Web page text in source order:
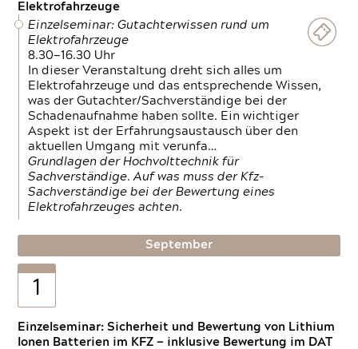
Elektrofahrzeuge
Einzelseminar: Gutachterwissen rund um
Elektrofahrzeuge
8.30—16.30 Uhr
In dieser Veranstaltung dreht sich alles um
Elektrofahrzeuge und das entsprechende Wissen,
was der Gutachter/Sachverständige bei der
Schadenaufnahme haben sollte. Ein wichtiger
Aspekt ist der Erfahrungsaustausch über den
aktuellen Umgang mit verunfa…
Grundlagen der Hochvolttechnik für
Sachverständige. Auf was muss der Kfz-
Sachverständige bei der Bewertung eines
Elektrofahrzeuges achten.
September
1
Einzelseminar: Sicherheit und Bewertung von Lithium
Ionen Batterien im KFZ — inklusive Bewertung im DAT